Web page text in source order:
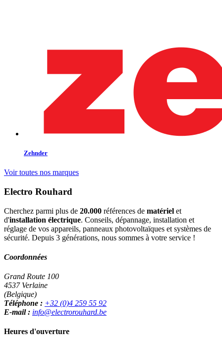
Zehnder
Voir toutes nos marques
Electro Rouhard
Cherchez parmi plus de 20.000 références de matériel et
d'installation électrique. Conseils, dépannage, installation et
réglage de vos appareils, panneaux photovoltaïques et systèmes de
sécurité. Depuis 3 générations, nous sommes à votre service !
Coordonnées
Grand Route 100
4537 Verlaine
(Belgique)
Téléphone : +32 (0)4 259 55 92
E-mail : info@electrorouhard.be
Heures d'ouverture